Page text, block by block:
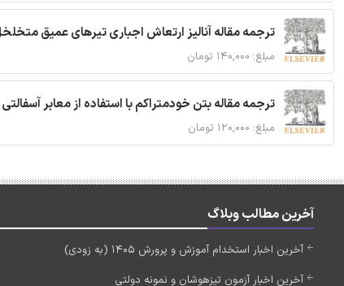
ترجمه مقاله آنالیز ارتعاش اجباری تیرهای عمیق
مبلغ: ۱۴۰,۰۰۰ تومان
ترجمه مقاله بتن خودمتراکم با استفاده از معابر
مبلغ: ۱۲۰,۰۰۰ تومان
آخرین مطالب وبلاگ
آخرین اخبار استخدام آموزش و پرورش 1405 (به زودی)
آخرین اخبار آزمون تیزهوشان و نمونه دولتی